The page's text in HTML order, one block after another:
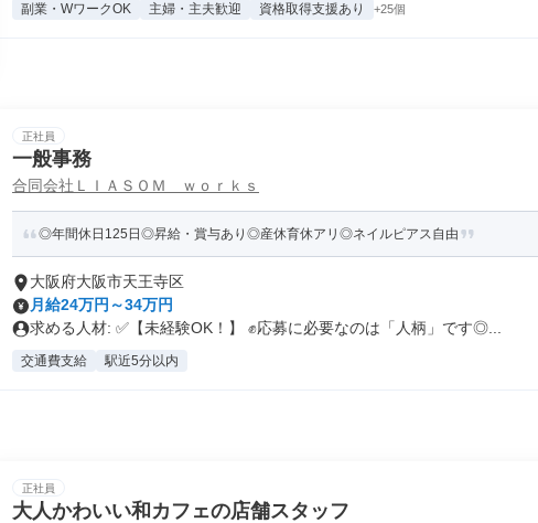
副業・WワークOK 主婦・主夫歓迎 資格取得支援あり +25個
正社員
一般事務
合同会社ＬＩＡＳＯＭ ｗｏｒｋｓ
◎年間休日125日◎昇給・賞与あり◎産休育休アリ◎ネイルピアス自由
大阪府大阪市天王寺区
月給24万円～34万円
求める人材: ✅【未経験OK！】 ✊️応募に必要なのは「人柄」です◎...
交通費支給 駅近5分以内
正社員
大人かわいい和カフェの店舗スタッフ